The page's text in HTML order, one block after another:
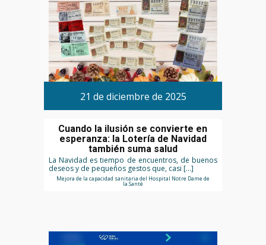
21 de diciembre de 2025
Cuando la ilusión se convierte en
esperanza: la Lotería de Navidad
también suma salud
La Navidad es tiempo de encuentros, de buenos
deseos y de pequeños gestos que, casi […]
Mejora de la capacidad sanitaria del Hospital Notre Dame de
la Santé